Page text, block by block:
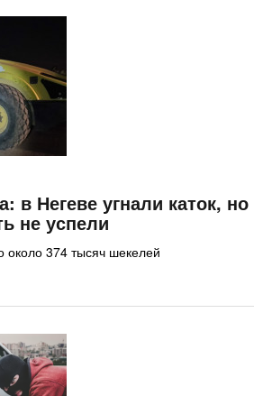
в Негеве угнали каток, но
не успели
около 374 тысяч шекелей